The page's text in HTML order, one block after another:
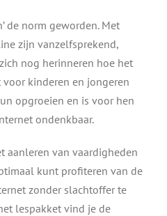
de norm geworden. Met
zijn vanzelfsprekend,
nog herinneren hoe het
kinderen en jongeren
opgroeien en is voor hen
ondenkbaar.
aanleren van vaardigheden
kunt profiteren van de
zonder slachtoffer te
lespakket vind je de